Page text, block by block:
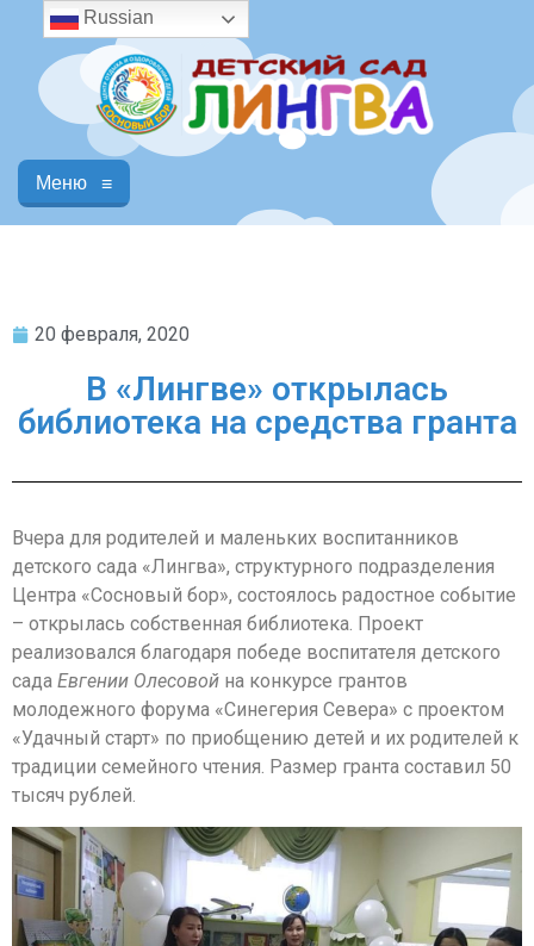
Меню ≡
20 февраля, 2020
В «Лингве» открылась
библиотека на средства гранта
Вчера для родителей и маленьких воспитанников
детского сада «Лингва», структурного подразделения
Центра «Сосновый бор», состоялось радостное событие
– открылась собственная библиотека. Проект
реализовался благодаря победе воспитателя детского
сада Евгении Олесовой на конкурсе грантов
молодежного форума «Синегерия Севера» с проектом
«Удачный старт» по приобщению детей и их родителей к
традиции семейного чтения. Размер гранта составил 50
тысяч рублей.
Russian